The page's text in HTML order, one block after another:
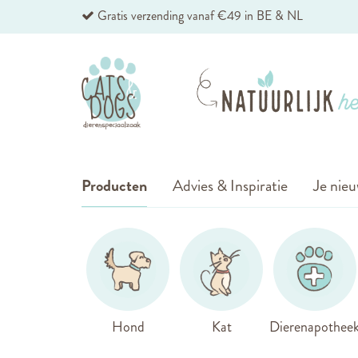
Ga
de
inhoud
Gratis verzending vanaf €49 in BE & NL
Producten
Hond Kat
Advies & Inspiratie Je